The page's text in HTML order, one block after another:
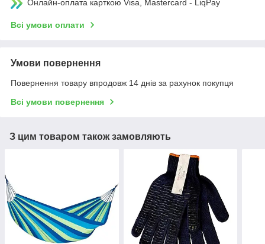
Онлайн-оплата карткою Visa, Mastercard - LiqPay
Всі умови оплати
Умови повернення
Повернення товару впродовж 14 днів за рахунок покупця
Всі умови повернення
З цим товаром також замовляють